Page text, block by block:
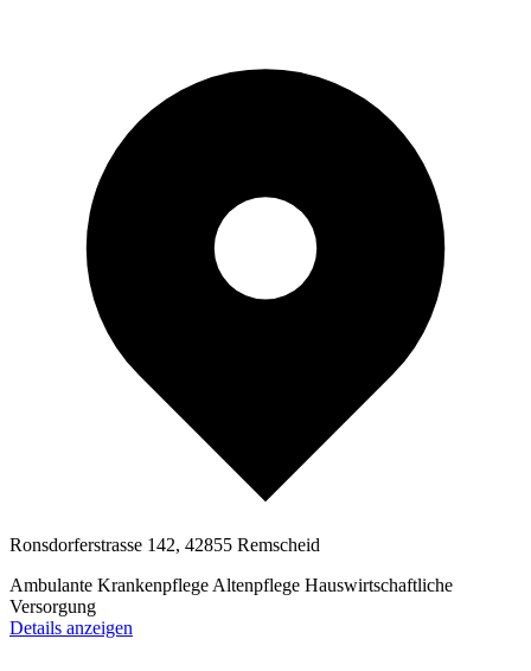
Ronsdorferstrasse 142, 42855 Remscheid
Ambulante Krankenpflege Altenpflege Hauswirtschaftliche
Versorgung
Details anzeigen